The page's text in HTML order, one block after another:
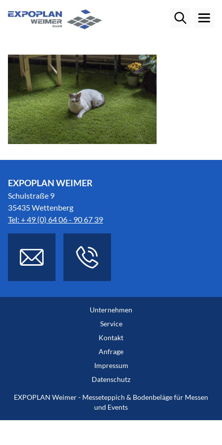
EXPOPLAN WEIMER
Schulstraße 9
35435 Wettenberg
Tel: + 49 (0) 64 06 - 90 67 39
Unternehmen
Service
Kontakt
Anfrage
Impressum
Datenschutz
EXPOPLAN Weimer - Messeteppich & Bodenbeläge für Messen
und Events